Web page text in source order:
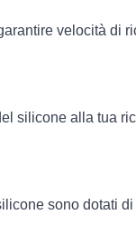
velocità di
silicone alla tua
sono dotati